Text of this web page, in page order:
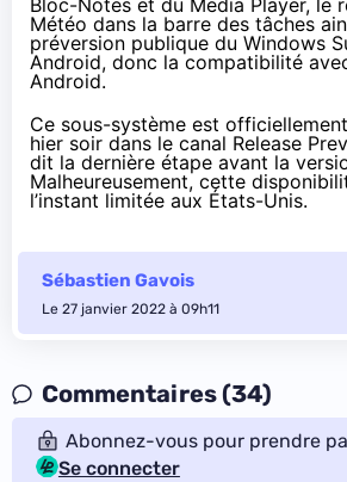
Bloc-Notes et du Media Player, le
Météo dans la barre des tâches
préversion publique du Windows
Android, donc la compatibilité
Android.
Ce sous-système est officiellement
hier soir dans le canal Release
dit la dernière étape avant la
Malheureusement, cette
l’instant limitée aux États-Unis.
Sébastien Gavois
Le 27 janvier 2022 à 09h11
Commentaires (34)
Abonnez-vous pour prendre
Se connecter